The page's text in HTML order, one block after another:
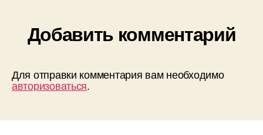
Добавить комментарий
Для отправки комментария вам необходимо
авторизоваться.